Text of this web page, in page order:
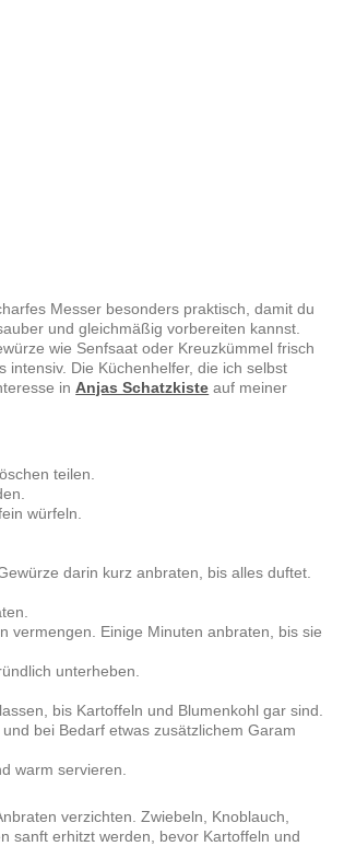
Messer besonders praktisch, damit du
und gleichmäßig vorbereiten kannst.
wie Senfsaat oder Kreuzkümmel frisch
Die Küchenhelfer, die ich selbst
in Anjas Schatzkiste auf meiner
teilen.
würfeln.
darin kurz anbraten, bis alles duftet.
vermengen. Einige Minuten anbraten, bis sie
unterheben.
bis Kartoffeln und Blumenkohl gar sind.
bei Bedarf etwas zusätzlichem Garam
warm servieren.
verzichten. Zwiebeln, Knoblauch,
sanft erhitzt werden, bevor Kartoffeln und